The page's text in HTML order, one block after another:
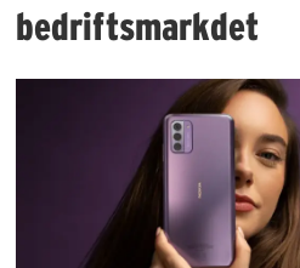
bedriftsmarkdet